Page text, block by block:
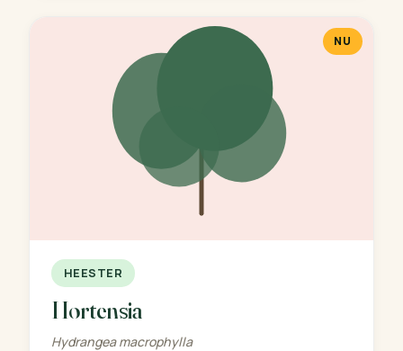
NU
HEESTER
Hortensia
Hydrangea macrophylla